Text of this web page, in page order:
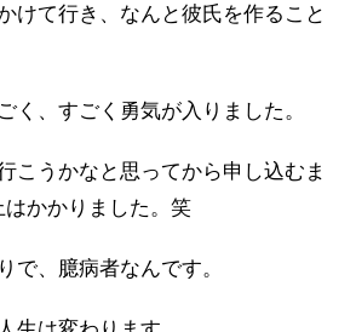
けて行き、なんと彼氏を作ること
く、すごく勇気が入りました。
こうかなと思ってから申し込むま
かかりました。笑
で、臆病者なんです。